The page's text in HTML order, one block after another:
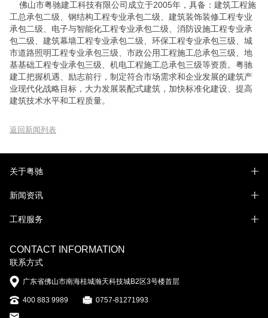
佛山市粤驰建工科技有限公司成立于2005年，具备：建筑工程施
工总承包二级、钢结构工程专业承包二级、建筑装饰装修工程专业
承包二级、电子与智能化工程专业承包二级、消防设施工程专业承
包二级、建筑幕墙工程专业承包二级、环保工程专业承包三级、城
市道路照明工程专业承包三级、市政公用工程施工总承包三级、地
基基础工程专业承包三级、机电工程施工总承包三级等资质。粤驰
建工把握机遇、励志前行，制定符合市场需求和企业发展的建筑产
业现代化战略目标，大力发展装配式建筑，加快标准化建设、提高
建筑技术水平和工程质量。
返回新闻列表
关于粤驰
新闻资讯
工程服务
CONTACT INFORMATION
联系方式
广东省佛山市南海桂城瀚天科技城B2区3号楼首层
400 883 9989 0757-81271993